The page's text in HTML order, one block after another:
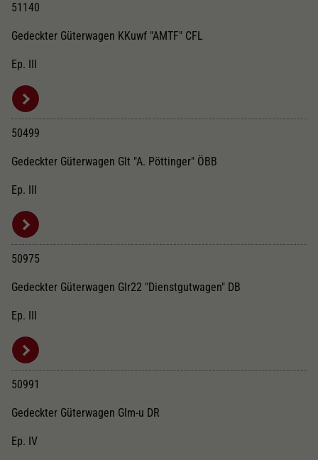
51140
Gedeckter Güterwagen KKuwf "AMTF" CFL
Ep. III
50499
Gedeckter Güterwagen Glt "A. Pöttinger" ÖBB
Ep. III
50975
Gedeckter Güterwagen Glr22 "Dienstgutwagen" DB
Ep. III
50991
Gedeckter Güterwagen Glm-u DR
Ep. IV